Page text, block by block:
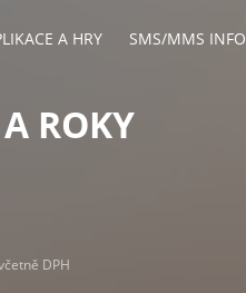
A HRY SMS/MMS INFO
ROKY
DPH